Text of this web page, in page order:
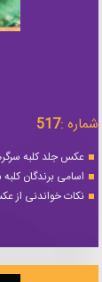
شماره :517
عکس جلد کلبه سرگرمی
اسامی برندگان کلبه
نکات خواندنی از